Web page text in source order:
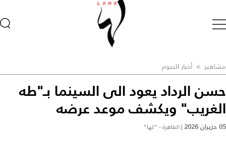
مشاهير > أخبار النجوم
حسن الرداد يعود الى السينما بـ"طه
الغريب" ويكشف موعد عرضه
05 حزيران 2026 | القاهرة - "لها"